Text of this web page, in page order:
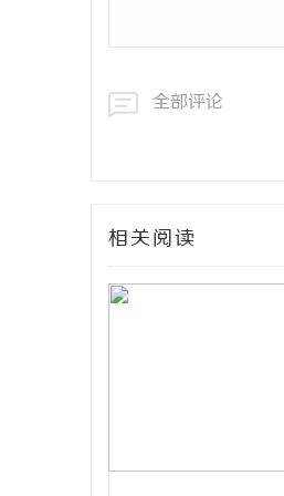
全部评论
相关阅读